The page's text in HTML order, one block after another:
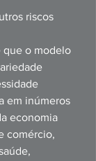
riscos
que o modelo
em inúmeros
economia
comércio,